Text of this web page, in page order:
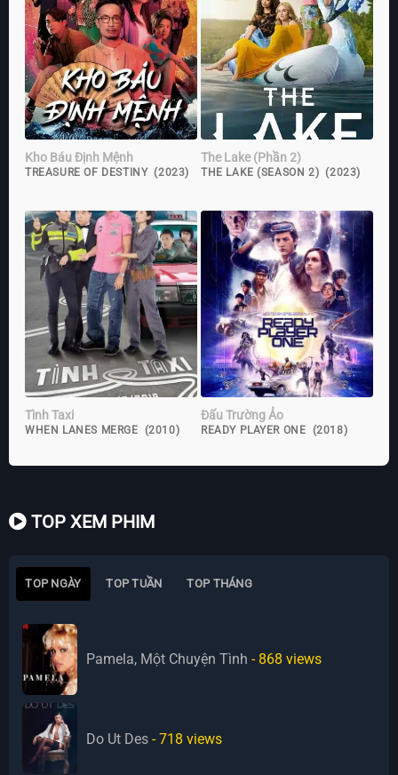
Kho Báu Định Mệnh
TREASURE OF DESTINY (2023)
The Lake (Phần 2)
THE LAKE (SEASON 2) (2023)
Tình Taxi
WHEN LANES MERGE (2010)
Đấu Trường Ảo
READY PLAYER ONE (2018)
TOP XEM PHIM
TOP NGÀY TOP TUẦN TOP THÁNG
Pamela, Một Chuyện Tình - 868 views
Do Ut Des - 718 views